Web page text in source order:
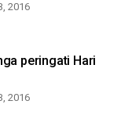
2016
peringati Hari
2016